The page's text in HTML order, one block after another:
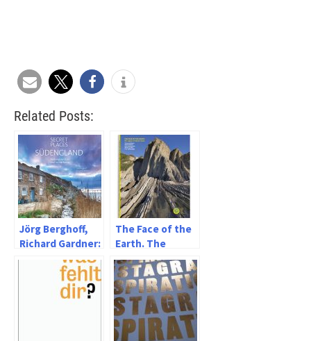
Related Posts:
Jörg Berghoff,
Richard Gardner:
Secret Places
Südengland –
Verborgene Orte
und wilde Natur
The Face of the
Earth. The
Legacy of
Eduard Suess